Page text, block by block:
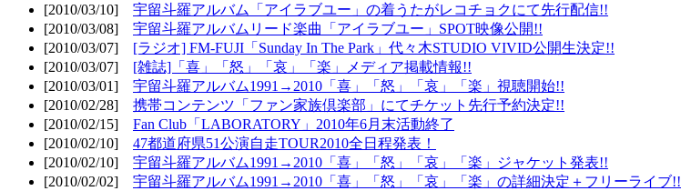
[2010/03/10] 宇留斗羅アルバム「アイラブユー」の着うたがレコチョクにて先行配信!!
[2010/03/08] 宇留斗羅アルバムリード楽曲「アイラブユー」SPOT映像公開!!
[2010/03/07] [ラジオ] FM-FUJI「Sunday In The Park」代々木STUDIO VIVID公開生決定!!
[2010/03/07] [雑誌]「喜」「怒」「哀」「楽」メディア掲載情報!!
[2010/03/01] 宇留斗羅アルバム1991→2010「喜」「怒」「哀」「楽」視聴開始!!
[2010/02/28] 携帯コンテンツ「ファン家族倶楽部」にてチケット先行予約決定!!
[2010/02/15] Fan Club「LABORATORY」2010年6月末活動終了
[2010/02/10] 47都道府県51公演自走TOUR2010全日程発表！
[2010/02/10] 宇留斗羅アルバム1991→2010「喜」「怒」「哀」「楽」ジャケット発表!!
[2010/02/02] 宇留斗羅アルバム1991→2010「喜」「怒」「哀」「楽」の詳細決定＋フリーライブ!!